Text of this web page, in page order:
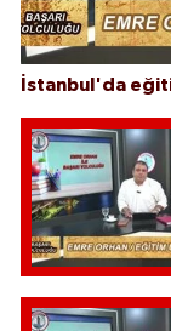
İstanbul'da